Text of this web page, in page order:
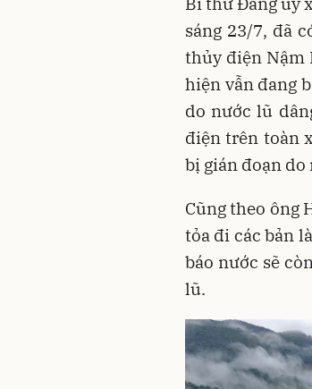
sáng 23/7, đã
thủy điện Nậm
hiện vẫn đang
do nước lũ
điện trên toàn
bị gián đoạn do
Cũng theo ông
tỏa đi các bản
báo nước sẽ
lũ.